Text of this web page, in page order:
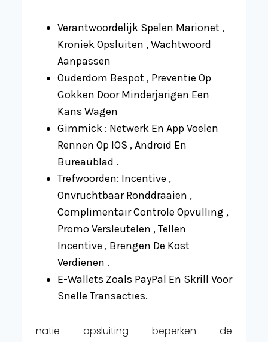
Verantwoordelijk Spelen Marionet ,
Kroniek Opsluiten , Wachtwoord
Aanpassen
Ouderdom Bespot , Preventie Op
Gokken Door Minderjarigen Een
Kans Wagen
Gimmick : Netwerk En App Voelen
Rennen Op IOS , Android En
Bureaublad .
Trefwoorden: Incentive ,
Onvruchtbaar Ronddraaien ,
Complimentair Controle Opvulling ,
Promo Versleutelen , Tellen
Incentive , Brengen De Kost
Verdienen .
E-Wallets Zoals PayPal En Skrill Voor
Snelle Transacties.
natie opsluiting beperken de